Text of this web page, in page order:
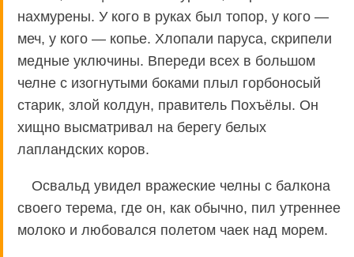
нахмурены. У кого в руках был топор, у кого —
меч, у кого — копье. Хлопали паруса, скрипели
медные уключины. Впереди всех в большом
челне с изогнутыми боками плыл горбоносый
старик, злой колдун, правитель Похъёлы. Он
хищно высматривал на берегу белых
лапландских коров.
Освальд увидел вражеские челны с балкона
своего терема, где он, как обычно, пил утреннее
молоко и любовался полетом чаек над морем.